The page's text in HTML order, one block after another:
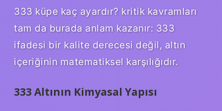
333 küpe kaç ayardır? kritik kavramları
tam da burada anlam kazanır: 333
ifadesi bir kalite derecesi değil, altın
içeriğinin matematiksel karşılığıdır.
333 Altının Kimyasal Yapısı